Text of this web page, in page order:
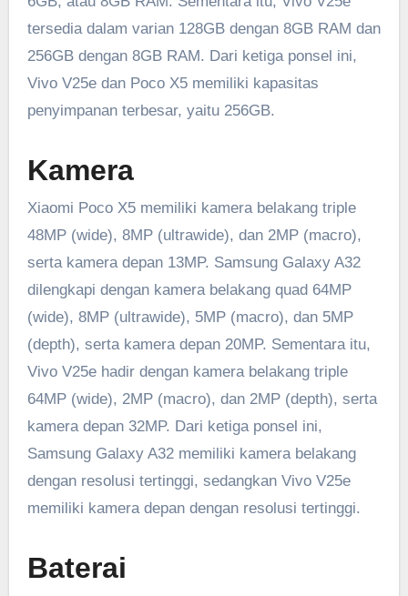
tersedia dalam varian 128GB dengan 8GB RAM dan
256GB dengan 8GB RAM. Dari ketiga ponsel ini,
Vivo V25e dan Poco X5 memiliki kapasitas
penyimpanan terbesar, yaitu 256GB.
Kamera
Xiaomi Poco X5 memiliki kamera belakang triple
48MP (wide), 8MP (ultrawide), dan 2MP (macro),
serta kamera depan 13MP. Samsung Galaxy A32
dilengkapi dengan kamera belakang quad 64MP
(wide), 8MP (ultrawide), 5MP (macro), dan 5MP
(depth), serta kamera depan 20MP. Sementara itu,
Vivo V25e hadir dengan kamera belakang triple
64MP (wide), 2MP (macro), dan 2MP (depth), serta
kamera depan 32MP. Dari ketiga ponsel ini,
Samsung Galaxy A32 memiliki kamera belakang
dengan resolusi tertinggi, sedangkan Vivo V25e
memiliki kamera depan dengan resolusi tertinggi.
Baterai